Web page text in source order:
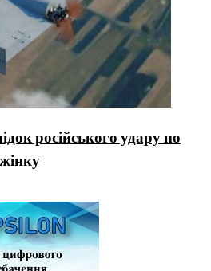
російського удару по